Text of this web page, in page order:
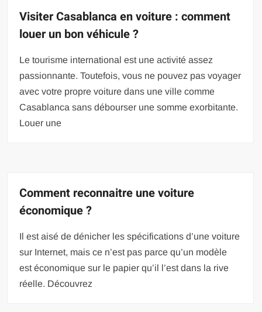
Visiter Casablanca en voiture : comment
louer un bon véhicule ?
Le tourisme international est une activité assez
passionnante. Toutefois, vous ne pouvez pas voyager
avec votre propre voiture dans une ville comme
Casablanca sans débourser une somme exorbitante.
Louer une
Comment reconnaitre une voiture
économique ?
Il est aisé de dénicher les spécifications d’une voiture
sur Internet, mais ce n’est pas parce qu’un modèle
est économique sur le papier qu’il l’est dans la rive
réelle. Découvrez